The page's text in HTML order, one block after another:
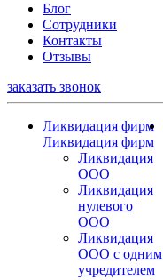
Блог
Сотрудники
Контакты
Отзывы
заказать звонок
Ликвидация фирм
Ликвидация фирм
Ликвидация
ООО
Ликвидация
нулевого
ООО
Ликвидация
ООО с одним
учредителем